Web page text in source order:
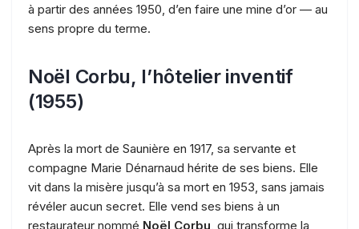
à partir des années 1950, d’en faire une mine d’or — au
sens propre du terme.
Noël Corbu, l’hôtelier inventif
(1955)
Après la mort de Saunière en 1917, sa servante et
compagne Marie Dénarnaud hérite de ses biens. Elle
vit dans la misère jusqu’à sa mort en 1953, sans jamais
révéler aucun secret. Elle vend ses biens à un
restaurateur nommé Noël Corbu , qui transforme la